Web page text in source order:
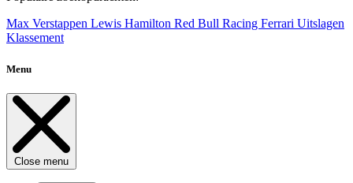
Max Verstappen Lewis Hamilton Red Bull Racing Ferrari Uitslagen
Klassement
Menu
Close menu